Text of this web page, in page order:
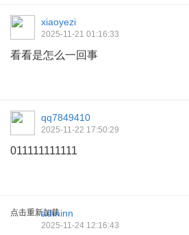
xiaoyezi
2025-11-21 01:16:33
看看是怎么一回事
qq7849410
2025-11-22 17:50:29
011111111111
点击重新加载
adminn
2025-11-24 12:16:43